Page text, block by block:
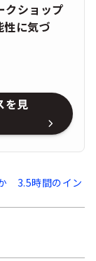
クショップ
性に気づ
を見
3.5時間のイン